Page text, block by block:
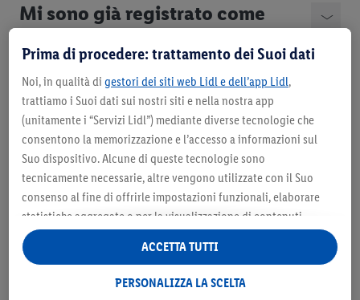
Mi sono già registrato come
cliente Lidl Plus ma non ricordo
i dati per accedere. Come
posso fare?
Quali sono i prodotti che mi
fanno ottenere la
partecipazione?
Quali sono i prodotti che non
Prima di procedere: trattamento dei Suoi dati
Noi, in qualità di gestori dei siti web Lidl e dell’app Lidl,
trattiamo i Suoi dati sui nostri siti e nella nostra app
(unitamente i “Servizi Lidl”) mediante diverse tecnologie che
consentono la memorizzazione e l’accesso a informazioni sul
Suo dispositivo. Alcune di queste tecnologie sono
tecnicamente necessarie, altre vengono utilizzate con il Suo
consenso al fine di offrirle impostazioni funzionali, elaborare
statistiche aggregate o per la visualizzazione di contenuti
pubblicitari personalizzati all’interno e all’esterno dei Servizi
Lidl. Se è iscritto al programma Lidl Plus, anche i dati relativi al
PERSONALIZZA LA SCELTA
ACCETTA TUTTI